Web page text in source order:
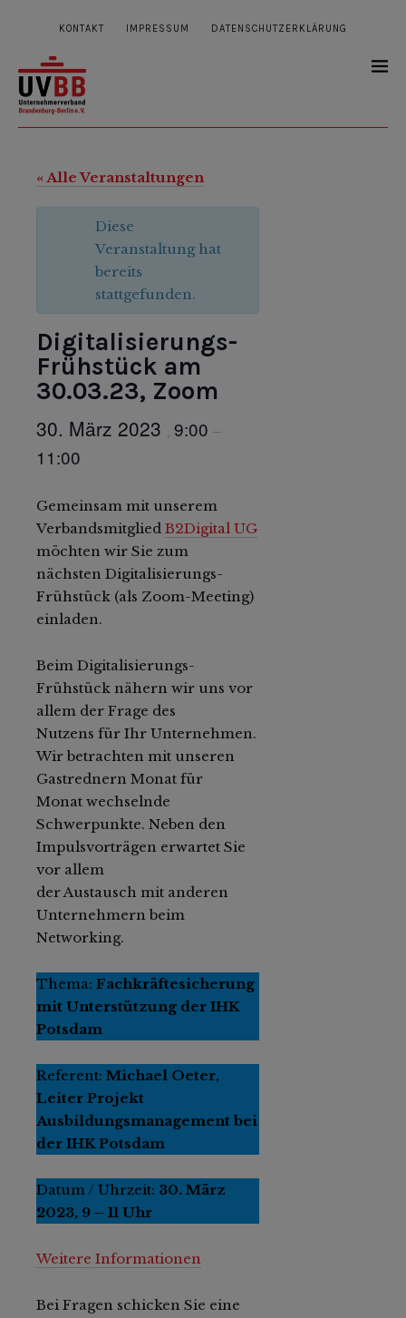
KONTAKT IMPRESSUM DATENSCHUTZERKLÄRUNG
« Alle Veranstaltungen
Diese
Veranstaltung hat
bereits
stattgefunden.
Digitalisierungs-
Frühstück am
30.03.23, Zoom
30. März 2023 , 9:00 –
11:00
Gemeinsam mit unserem
Verbandsmitglied B2Digital UG
möchten wir Sie zum
nächsten Digitalisierungs-
Frühstück (als Zoom-Meeting)
einladen.
Beim Digitalisierungs-
Frühstück nähern wir uns vor
allem der Frage des
Nutzens für Ihr Unternehmen.
Wir betrachten mit unseren
Gastrednern Monat für
Monat wechselnde
Schwerpunkte. Neben den
Impulsvorträgen erwartet Sie
vor allem
der Austausch mit anderen
Unternehmern beim
Networking.
Thema: Fachkräftesicherung
mit Unterstützung der IHK
Potsdam
Referent: Michael Oeter,
Leiter Projekt
Ausbildungsmanagement bei
der IHK Potsdam
Datum / Uhrzeit: 30. März
2023, 9 – 11 Uhr
Weitere Informationen
Bei Fragen schicken Sie eine